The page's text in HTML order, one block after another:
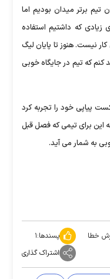
تیم برتر میدان بودیم اما
که داشتیم استفاده
نیست. هنوز تا پایان لیگ
کنم که تیم در جایگاه خوبی
پیاپی خود را تجربه کرد
این برای تیمی که فصل قبل
به شمار می آید.
خطا پسندها:۱
اشتراک گذاری